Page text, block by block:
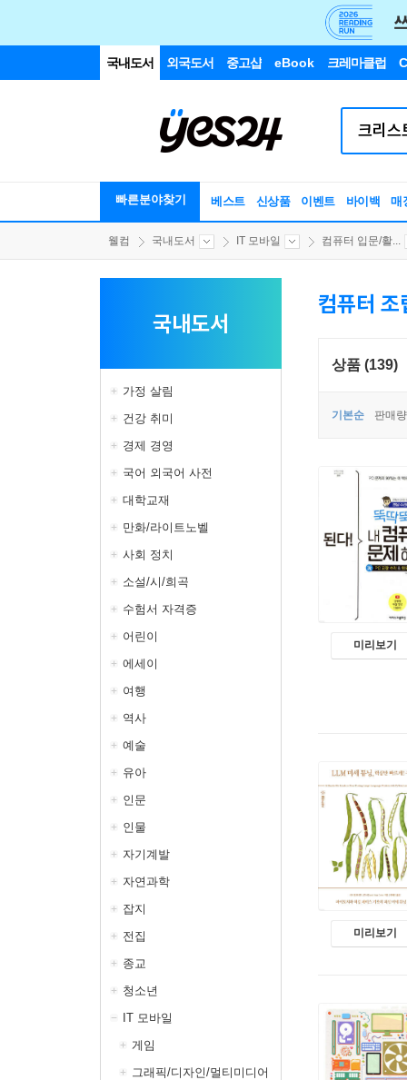
국내도서 외국도서 중고샵 eBook 크레마클럽
빠른분야찾기 베스트 신상품 이벤트 바이백 매
웰컴 국내도서 IT 모바일 컴퓨터 입문/활...
국내도서
가정 살림
건강 취미
경제 경영
국어 외국어 사전
대학교재
만화/라이트노벨
사회 정치
소설/시/희곡
수험서 자격증
어린이
에세이
여행
역사
예술
유아
인문
인물
자기계발
자연과학
잡지
전집
종교
청소년
IT 모바일
게임
그래픽/디자인/멀티미디어
컴퓨터
상품 (139)
기본순 판매
미리보기
미리보기